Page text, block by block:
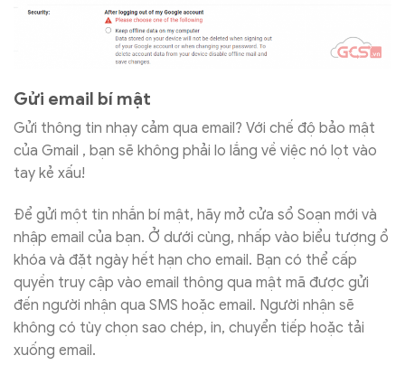
Gửi email bí mật
Gửi thông tin nhạy cảm qua email? Với chế độ bảo mật
của Gmail , bạn sẽ không phải lo lắng về việc nó lọt vào
tay kẻ xấu!
Để gửi một tin nhắn bí mật, hãy mở cửa sổ Soạn mới và
nhập email của bạn. Ở dưới cùng, nhấp vào biểu tượng ổ
khóa và đặt ngày hết hạn cho email. Bạn có thể cấp
quyền truy cập vào email thông qua mật mã được gửi
đến người nhận qua SMS hoặc email. Người nhận sẽ
không có tùy chọn sao chép, in, chuyển tiếp hoặc tải
xuống email.